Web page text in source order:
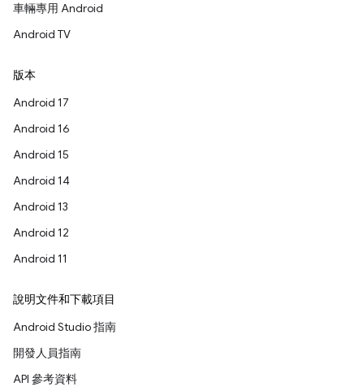
車輛專用 Android
Android TV
版本
Android 17
Android 16
Android 15
Android 14
Android 13
Android 12
Android 11
說明文件和下載項目
Android Studio 指南
開發人員指南
API 參考資料